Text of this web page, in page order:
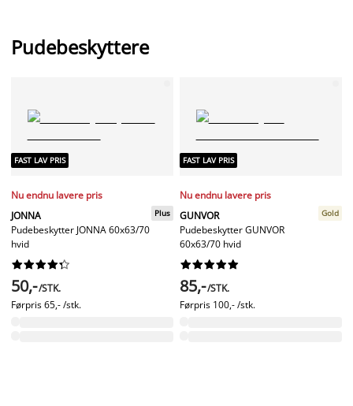
Pudebeskyttere
FAST LAV PRIS
Nu endnu lavere pris
JONNA
Pudebeskytter JONNA 60x63/70
hvid
Plus






50,-/STK.
Førpris65,- /stk.
FAST LAV PRIS
Nu endnu lavere pris
GUNVOR
Pudebeskytter GUNVOR
60x63/70 hvid
Gold






85,-/STK.
Førpris 100,- /stk.